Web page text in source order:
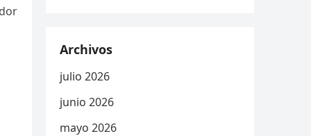
Archivos
julio 2026
junio 2026
mayo 2026